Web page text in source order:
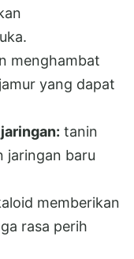
menghambat
yang dapat
tanin
jaringan baru
memberikan
rasa perih